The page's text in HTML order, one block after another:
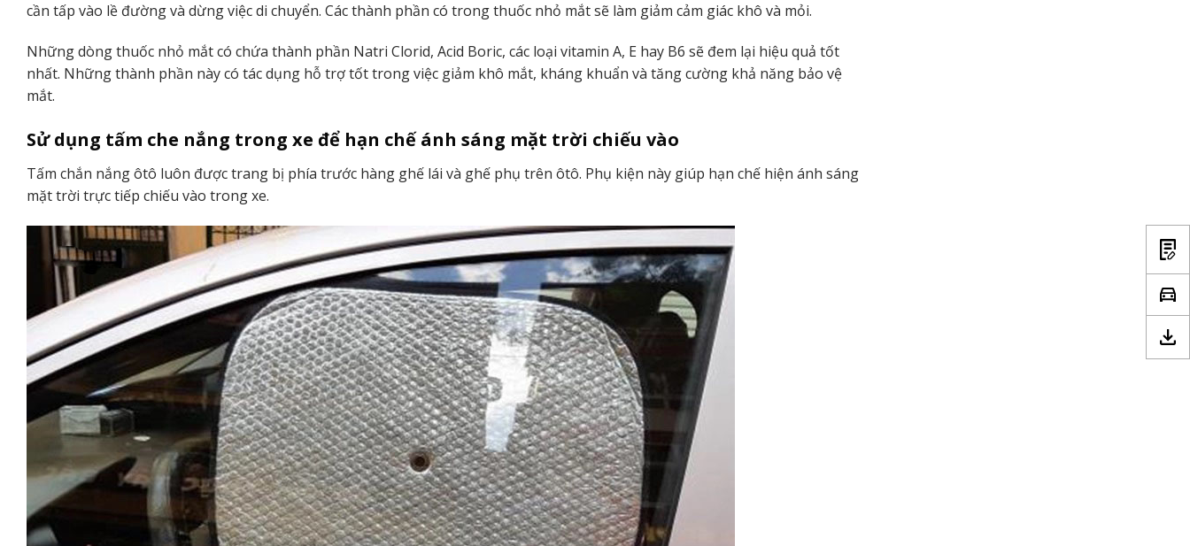
cần tấp vào lề đường và dừng việc di chuyển. Các thành phần có trong thuốc nhỏ mắt sẽ làm giảm cảm giác khô và mỏi.
Những dòng thuốc nhỏ mắt có chứa thành phần Natri Clorid, Acid Boric, các loại vitamin A, E hay B6 sẽ đem lại hiệu quả tốt
nhất. Những thành phần này có tác dụng hỗ trợ tốt trong việc giảm khô mắt, kháng khuẩn và tăng cường khả năng bảo vệ
mắt.
Sử dụng tấm che nắng trong xe để hạn chế ánh sáng mặt trời chiếu vào
Tấm chắn nắng ôtô luôn được trang bị phía trước hàng ghế lái và ghế phụ trên ôtô. Phụ kiện này giúp hạn chế hiện ánh sáng
mặt trời trực tiếp chiếu vào trong xe.